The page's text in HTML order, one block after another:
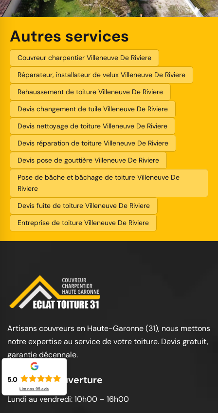
Autres services
Couvreur charpentier Villeneuve De Riviere
Réparateur, installateur de velux Villeneuve De Riviere
Rehaussement de toiture Villeneuve De Riviere
Devis changement de tuile Villeneuve De Riviere
Devis nettoyage de toiture Villeneuve De Riviere
Devis réparation de toiture Villeneuve De Riviere
Devis pose de gouttière Villeneuve De Riviere
Pose de bâche et bâchage de toiture Villeneuve De
Riviere
Devis fuite de toiture Villeneuve De Riviere
Entreprise de toiture Villeneuve De Riviere
Artisans couvreurs en Haute-Garonne (31), nous mettons
notre expertise au service de votre toiture. Devis gratuit,
garantie décennale.
Horaires d'ouverture
Lundi au vendredi: 10h00 – 16h00
5.0
Lire nos 95avis